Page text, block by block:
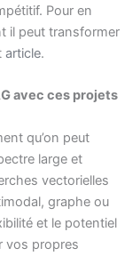
Pour en
il peut transformer
article.
avec ces projets
qu’on peut
large et
vectorielles
graphe ou
et le potentiel
vos propres